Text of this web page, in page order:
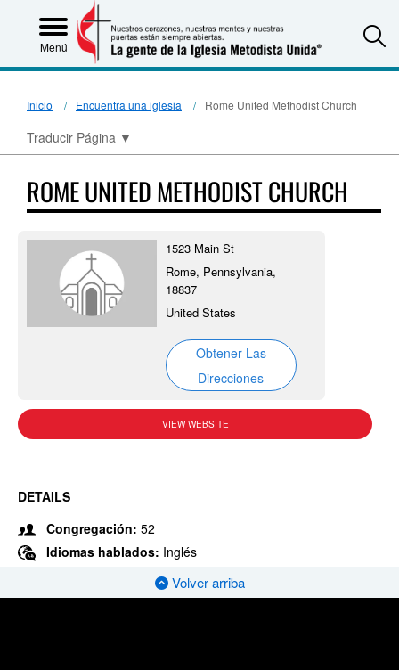
Menú
Inicio Encuentra una iglesia Rome United Methodist Church
Traducir Página ▼
ROME UNITED METHODIST CHURCH
1523 Main St
Rome, Pennsylvania,
18837
United States
Obtener Las
Direcciones
VIEW WEBSITE
DETAILS
Congregación: 52
Idiomas hablados: Inglés
Volver arriba